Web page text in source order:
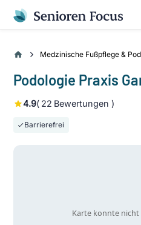
Medzinische Fußpflege &
Podologie Praxis
4.9( 22 Bewertungen )
Barrierefrei